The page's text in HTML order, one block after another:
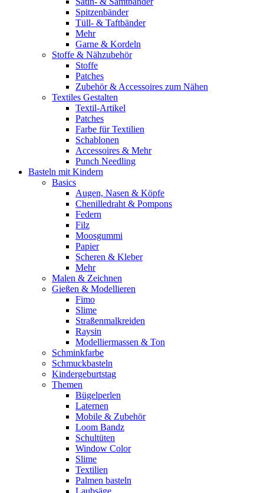
Spitzenbänder
Tüll- & Taftbänder
Mehr
Garne & Kordeln
Stoffe & Nähzubehör
Stoffe
Patches
Zubehör & Accessoires zum Nähen
Textiles Gestalten
Textil-Artikel
Patches
Farbe für Textilien
Schablonen
Accessoires & Mehr
Punch Needling
Basteln mit Kindern
Basics
Augen, Nasen & Köpfe
Chenilledraht & Pompons
Federn
Filz
Moosgummi
Papier
Scheren & Kleber
Mehr
Malen & Zeichnen
Gießen & Modellieren
Fimo
Slime
Straßenmalkreiden
Raysin
Modelliermassen & Ton
Schminkfarbe
Schmuckbasteln
Kindergeburtstag
Themen
Bügelperlen
Laternen
Mobile & Zubehör
Loom Bandz
Schultüten
Window Color
Slime
Textilien
Palmen basteln
Laubsäge